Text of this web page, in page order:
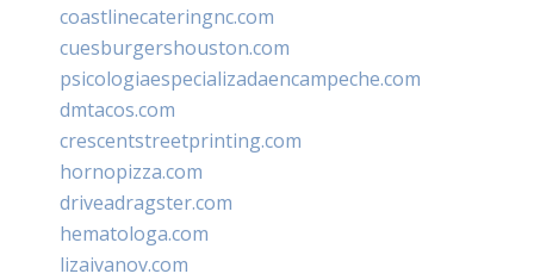
coastlinecateringnc.com
cuesburgershouston.com
psicologiaespecializadaencampeche.com
dmtacos.com
crescentstreetprinting.com
hornopizza.com
driveadragster.com
hematologa.com
lizaivanov.com